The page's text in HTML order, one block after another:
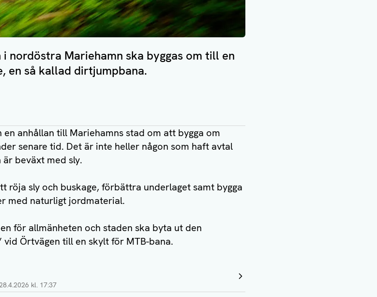
nordöstra Mariehamn ska byggas om till en
en så kallad dirtjumpbana.
anhållan till Mariehamns stad om att bygga om
senare tid. Det är inte heller någon som haft avtal
beväxt med sly.
röja sly och buskage, förbättra underlaget samt bygga
med naturligt jordmaterial.
för allmänheten och staden ska byta ut den
Örtvägen till en skylt för MTB-bana.
kl. 17:37